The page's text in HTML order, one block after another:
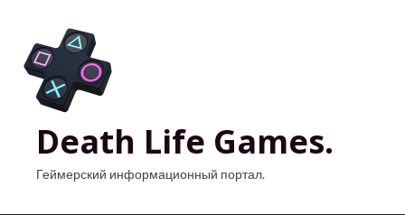
Death Life Games.
Геймерский информационный портал.